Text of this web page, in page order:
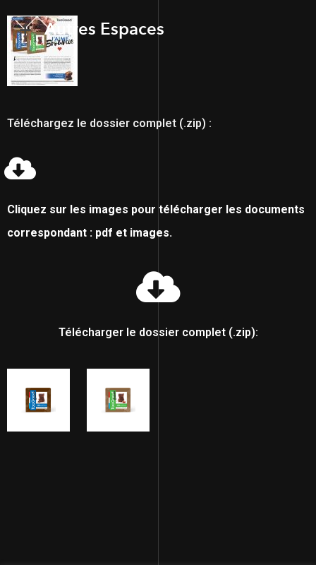
Autres Espaces
Téléchargez le dossier complet (.zip) :
Cliquez sur les images pour télécharger les documents
correspondant : pdf et images.
Télécharger le dossier complet (.zip):